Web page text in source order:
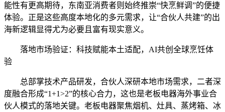
能性有更高期待，东南亚消费者则始终推崇“快烹鲜调”的便捷
体验。正是这些高度本地化的多元需求，让“合伙人共建”的出
海新逻辑显得尤为必要且富有现实意义。
落地市场验证：科技赋能本土适配，AI共创全球烹饪体
验
总部掌技术产品研发，合伙人深研本地市场需求，二者深
度融合形成“1+1>2”的核心合力，这也是老板电器海外事业合
伙人模式的落地关键。老板电器聚焦烟机、灶具、蒸烤箱、冰